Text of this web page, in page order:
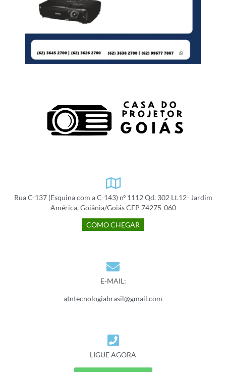
Rua C-137 (Esquina com a C-143) nº 1112 Qd. 302 Lt.12- Jardim
América, Goiânia/Goiás CEP 74275-060
COMO CHEGAR
E-MAIL:
atntecnologiabrasil@gmail.com
LIGUE AGORA